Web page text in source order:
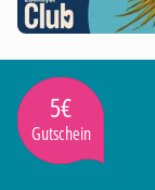
5€
Gutschein